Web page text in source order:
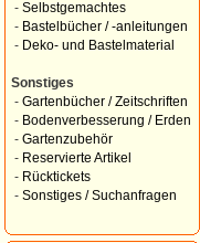
- Selbstgemachtes
- Bastelbücher / -anleitungen
- Deko- und Bastelmaterial
Sonstiges
- Gartenbücher / Zeitschriften
- Bodenverbesserung / Erden
- Gartenzubehör
- Reservierte Artikel
- Rücktickets
- Sonstiges / Suchanfragen